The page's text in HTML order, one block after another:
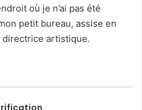
où je n’ai pas été
petit bureau, assise en
directrice artistique.